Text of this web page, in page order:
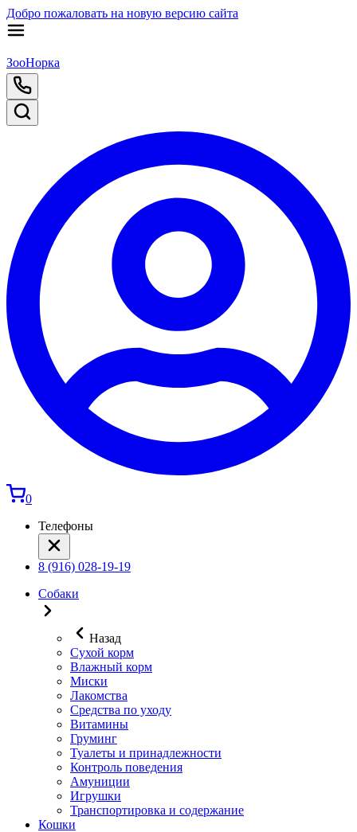
Добро пожаловать на новую версию сайта
ЗооНорка
0
Телефоны
8 (916) 028-19-19
Собаки
Назад
Сухой корм
Влажный корм
Миски
Лакомства
Средства по уходу
Витамины
Груминг
Туалеты и принадлежности
Контроль поведения
Амуниции
Игрушки
Транспортировка и содержание
Кошки